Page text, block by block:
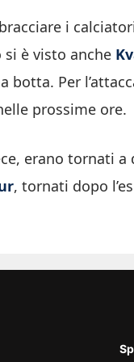
i
si è visto anche
botta. Per
prossime ore.
erano tornati
, tornati dopo